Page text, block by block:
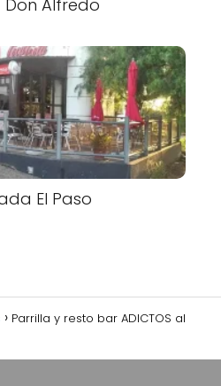
Don Alfredo
El Paso
Parrilla y resto bar ADICTOS al